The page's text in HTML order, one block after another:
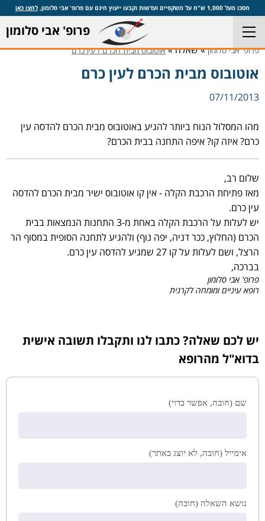
חסכו מעל 1,000 ש"ח על משקפיים ועדשות וקבעו ייעוץ חינם עם פרופ' אבי סלומון, לחצו כאן
פרופ' אבי סלומון
פרופ' אבי סלומון» שאלה »אוטובוס מבית הכרם לעין כרם
אוטובוס מבית הכרם לעין כרם
07/11/2013
מהו המסלול הנוח ביותר להגיע באוטובוס מבית הכרם להדסה עין
כרם? איזה קו? איפה התחנה בבית הכרם?
שלום רב,
מאז פתיחת הרכבת הקלה - אין קו אוטובוס ישיר מבית הכרם להדסה
עין כרם.
יש לעלות על הרכבת הקלה באחת מ-3 התחנות הנמצאות בבית
הכרם (החלוץ, ככר דניה, יפה נוף) ולהגיע לתחנה הסופית במסוף הר
הרצל, ושם לעלות על קו 27 שמגיע להדסה עין כרם.
בברכה,
פרופ' אבי סלומון
רופא עיניים ומומחה לקרנית
יש לכם שאלה? כתבו לנו ותקבלו תשובה אישית
בדוא"ל מהרופא
שם (חובה, אפשר בדוי)
אימייל (חובה, לא יוצג באתר)
נושא השאלה (חובה)